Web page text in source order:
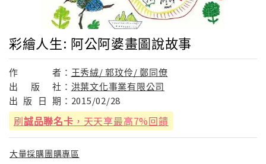
彩繪人生: 阿公阿婆畫圖說故事
作 者： 王秀絨/ 郭玟伶/ 鄭同僚
出
版 社： 洪葉文化事業有限公司
出 版 日 期： 2015/02/28
刷誠品聯名卡 ，天天享最高7%回饋
大量採購團購專區